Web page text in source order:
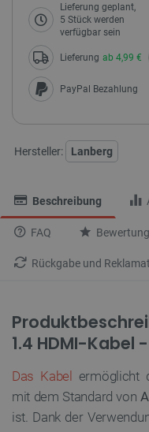
Lieferung geplant,
5 Stück werden
verfügbar sein
Lieferung ab 4,99 €
PayPal Bezahlung
Hersteller: Lanberg
Beschreibung
FAQ
Rückgabe und
1.4 HDMI-Kabel
Das Kabel ermöglicht
mit dem Standard von
ist. Dank der